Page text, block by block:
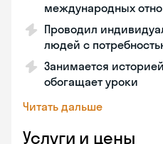
международных
Проводил
людей с
Занимается
обогащает уроки
Читать дальше
Услуги и цены